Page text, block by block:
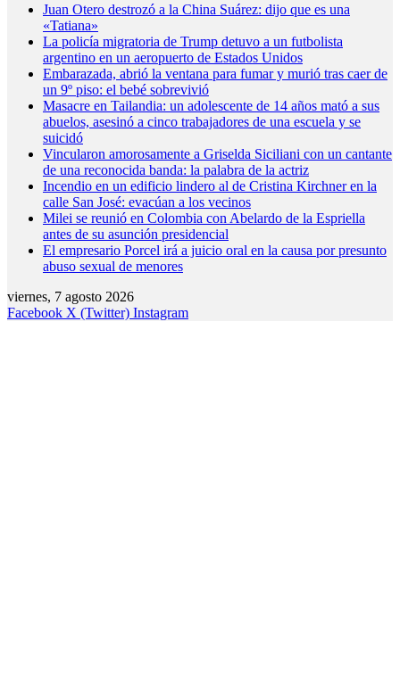
Juan Otero destrozó a la China Suárez: dijo que es una
«Tatiana»
La policía migratoria de Trump detuvo a un futbolista
argentino en un aeropuerto de Estados Unidos
Embarazada, abrió la ventana para fumar y murió tras caer de
un 9º piso: el bebé sobrevivió
Masacre en Tailandia: un adolescente de 14 años mató a sus
abuelos, asesinó a cinco trabajadores de una escuela y se
suicidó
Vincularon amorosamente a Griselda Siciliani con un cantante
de una reconocida banda: la palabra de la actriz
Incendio en un edificio lindero al de Cristina Kirchner en la
calle San José: evacúan a los vecinos
Milei se reunió en Colombia con Abelardo de la Espriella
antes de su asunción presidencial
El empresario Porcel irá a juicio oral en la causa por presunto
abuso sexual de menores
viernes, 7 agosto 2026
Facebook X (Twitter) Instagram